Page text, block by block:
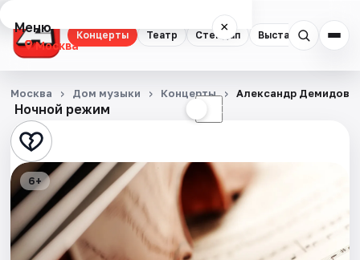
Концерты Театр Стендап Выставки
Меню ×
Москва
Концерты
Театр
Стендап
Выставки
Квесты
Ночной режим ☾
Москва Дом музыки Концерты Александр Демидов.
6+